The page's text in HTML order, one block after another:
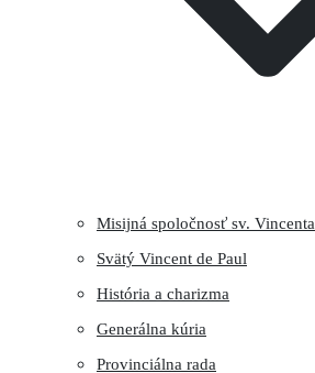
Misijná spoločnosť sv. Vincenta
Svätý Vincent de Paul
História a charizma
Generálna kúria
Provinciálna rada